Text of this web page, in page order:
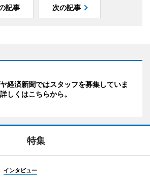
記事 次の記事
経済新聞ではスタッフを募集していま
しくはこちらから。
特集
インタビュー